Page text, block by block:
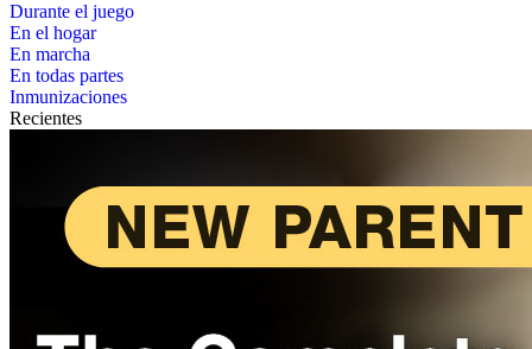
Durante el juego
En el hogar
En marcha
En todas partes
Inmunizaciones
Recientes